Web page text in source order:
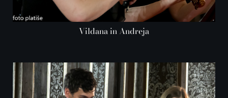
Vildana in Andreja